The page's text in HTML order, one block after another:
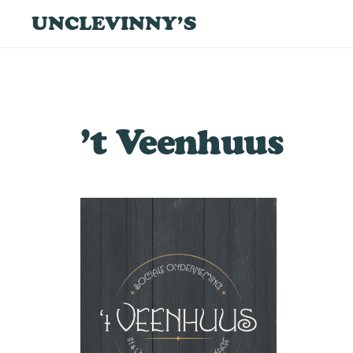
UNCLEVINNY’S
’t Veenhuus